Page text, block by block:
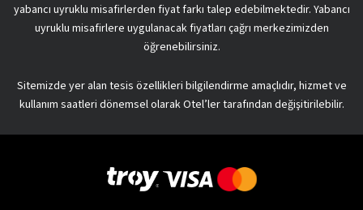
yabancı uyruklu misafirlerden fiyat farkı talep edebilmektedir. Yabancı
uyruklu misafirlere uygulanacak fiyatları çağrı merkezimizden
öğrenebilirsiniz.
Sitemizde yer alan tesis özellikleri bilgilendirme amaçlıdır, hizmet ve
kullanım saatleri dönemsel olarak Otel’ler tarafından değişitirilebilir.